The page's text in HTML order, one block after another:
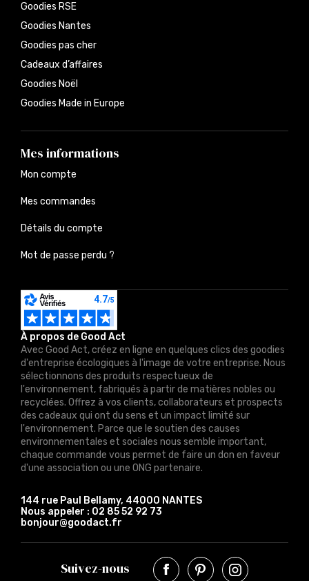
À propos de Good Act
Avec Good Act, créez en ligne en quelques clics des goodies
d'entreprise écologiques à l'image de votre entreprise. Nous
sélectionnons des produits respectueux de
l'environnement, fabriqués à partir de matières nobles ou
recyclées. Offrez à vos clients, collaborateurs et prospects
des cadeaux qui ont du sens et un impact limité sur
l'environnement. Parce que le soutien des causes
environnementales et sociales nous semble important,
chaque commande vous permet de faire un don en faveur
d'une association ou une ONG partenaire.
144 rue Paul Bellamy, 44000 NANTES
Nous appeler : 02 85 52 92 73
bonjour@goodact.fr
Goodies RSE
Goodies Nantes
Goodies pas cher
Cadeaux d’affaires
Goodies Noël
Goodies Made in Europe
Mes informations
Mon compte
Mes commandes
Détails du compte
Mot de passe perdu ?
Suivez-nous